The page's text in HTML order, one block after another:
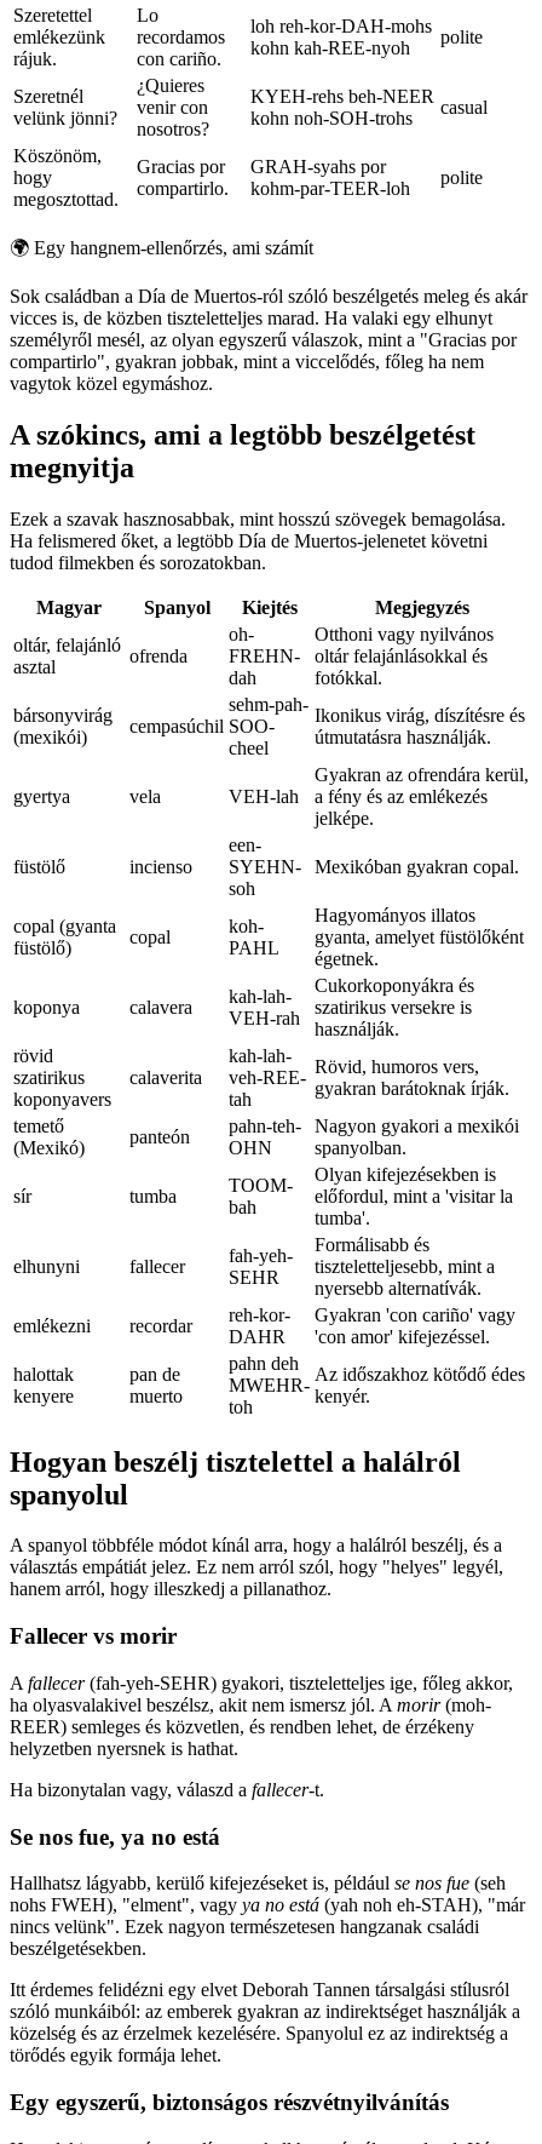
Szeretettel
emlékezünk
rájuk.
Lo
recordamos
con cariño.
loh reh-kor-DAH-mohs
kohn kah-REE-nyoh
polite
Szeretnél
velünk jönni?
¿Quieres
venir con
nosotros?
KYEH-rehs beh-NEER
kohn noh-SOH-trohs
casual
Köszönöm,
hogy
megosztottad.
Gracias por
compartirlo.
GRAH-syahs por
kohm-par-TEER-loh
polite
🌍 Egy hangnem-ellenőrzés, ami számít
Sok családban a Día de Muertos-ról szóló beszélgetés meleg és akár
vicces is, de közben tiszteletteljes marad. Ha valaki egy elhunyt
személyről mesél, az olyan egyszerű válaszok, mint a "Gracias por
compartirlo", gyakran jobbak, mint a viccelődés, főleg ha nem
vagytok közel egymáshoz.
A szókincs, ami a legtöbb beszélgetést
megnyitja
Ezek a szavak hasznosabbak, mint hosszú szövegek bemagolása.
Ha felismered őket, a legtöbb Día de Muertos-jelenetet követni
tudod filmekben és sorozatokban.
Magyar Spanyol Kiejtés
Megjegyzés
oltár, felajánló
asztal
ofrenda
oh-
FREHN-
dah
Otthoni vagy nyilvános
oltár felajánlásokkal és
fotókkal.
bársonyvirág
(mexikói)
cempasúchil
sehm-pah-
SOO-
cheel
Ikonikus virág, díszítésre és
útmutatásra használják.
gyertya vela VEH-lah
Gyakran az ofrendára kerül,
a fény és az emlékezés
jelképe.
füstölő incienso
een-
SYEHN-
soh
Mexikóban gyakran copal.
copal (gyanta
füstölő)
copal
koh-
PAHL
Hagyományos illatos
gyanta, amelyet füstölőként
égetnek.
koponya calavera
kah-lah-
VEH-rah
Cukorkoponyákra és
szatirikus versekre is
használják.
rövid
szatirikus
koponyavers
calaverita
kah-lah-
veh-REE-
tah
Rövid, humoros vers,
gyakran barátoknak írják.
temető
(Mexikó)
panteón
pahn-teh-
OHN
Nagyon gyakori a mexikói
spanyolban.
sír tumba
TOOM-
bah
Olyan kifejezésekben is
előfordul, mint a 'visitar la
tumba'.
elhunyni fallecer
fah-yeh-
SEHR
Formálisabb és
tiszteletteljesebb, mint a
nyersebb alternatívák.
emlékezni
recordar
reh-kor-
DAHR
Gyakran 'con cariño' vagy
'con amor' kifejezéssel.
halottak
kenyere
pan de
muerto
pahn deh
MWEHR-
toh
Az időszakhoz kötődő édes
kenyér.
Hogyan beszélj tisztelettel a halálról
spanyolul
A spanyol többféle módot kínál arra, hogy a halálról beszélj, és a
választás empátiát jelez. Ez nem arról szól, hogy "helyes" legyél,
hanem arról, hogy illeszkedj a pillanathoz.
Fallecer vs morir
A fallecer(fah-yeh-SEHR) gyakori, tiszteletteljes ige, főleg akkor,
ha olyasvalakivel beszélsz, akit nem ismersz jól. A morir(moh-
REER) semleges és közvetlen, és rendben lehet, de érzékeny
helyzetben nyersnek is hathat.
Ha bizonytalan vagy, válaszd a fallecer-t.
Se nos fue, ya no está
Hallhatsz lágyabb, kerülő kifejezéseket is, például se nos fue (seh
nohs FWEH), "elment", vagy ya no está (yah noh eh-STAH), "már
nincs velünk". Ezek nagyon természetesen hangzanak családi
beszélgetésekben.
Itt érdemes felidézni egy elvet Deborah Tannen társalgási stílusról
szóló munkáiból: az emberek gyakran az indirektséget használják a
közelség és az érzelmek kezelésére. Spanyolul ez az indirektség a
törődés egyik formája lehet.
Egy egyszerű, biztonságos részvétnyilvánítás